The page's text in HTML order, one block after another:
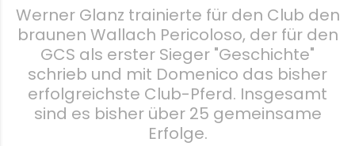
Werner Glanz trainierte für den Club den
braunen Wallach Pericoloso, der für den
GCS als erster Sieger "Geschichte"
schrieb und mit Domenico das bisher
erfolgreichste Club-Pferd. Insgesamt
sind es bisher über 25 gemeinsame
Erfolge.